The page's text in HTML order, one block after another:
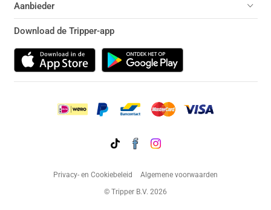
Aanbieder
Download de Tripper-app
Privacy- en Cookiebeleid
Algemene voorwaarden
© Tripper B.V. 2026